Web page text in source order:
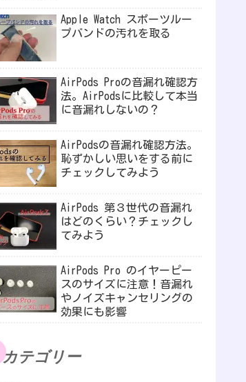
Apple Watch スポーツルー
プバンドの汚れを取る
AirPods Proの音漏れ確認方
法。AirPodsに比較して本当
に音漏れしないの？
AirPodsの音漏れ確認方法。
恥ずかしい思いをする前に
チェックしてみよう
AirPods 第３世代の音漏れ
はどのくらい？チェックし
てみよう
AirPods Pro のイヤーピー
スのサイズに注意！音漏れ
やノイズキャンセリングの
効果にも影響
カテゴリー